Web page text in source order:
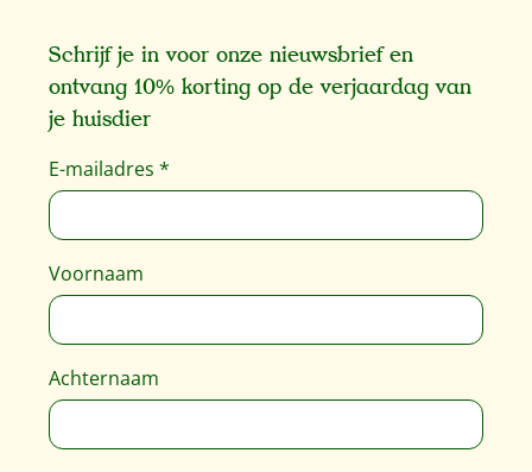
Schrijf je in voor onze nieuwsbrief en
ontvang 10% korting op de verjaardag van
je huisdier
E-mailadres *
Voornaam
Achternaam